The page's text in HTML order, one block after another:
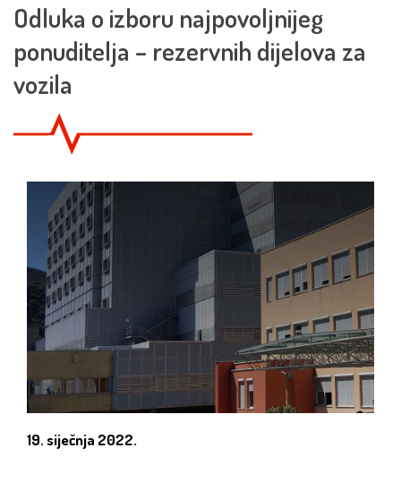
Odluka o izboru najpovoljnijeg
ponuditelja – rezervnih dijelova za
vozila
19. siječnja 2022.